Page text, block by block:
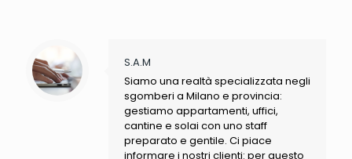
S.A.M
Siamo una realtà specializzata negli
sgomberi a Milano e provincia:
gestiamo appartamenti, uffici,
cantine e solai con uno staff
preparato e gentile. Ci piace
informare i nostri clienti: per questo